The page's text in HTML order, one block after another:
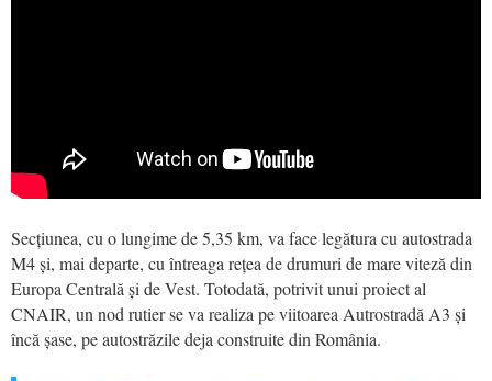
Secțiunea, cu o lungime de 5,35 km, va face legătura cu autostrada
M4 și, mai departe, cu întreaga rețea de drumuri de mare viteză din
Europa Centrală și de Vest. Totodată, potrivit unui proiect al
CNAIR, un nod rutier se va realiza pe viitoarea Autrostradă A3 și
încă șase, pe autostrăzile deja construite din România.